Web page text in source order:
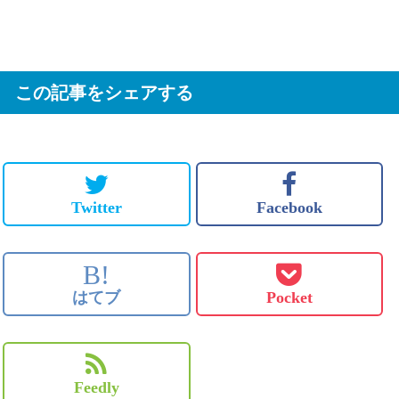
この記事をシェアする
Twitter Facebook
B!
はてブ Pocket
Feedly